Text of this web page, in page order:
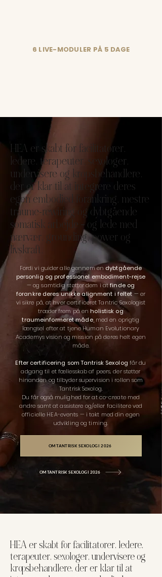
6 LIVE-MODULER PÅ 5 DAGE
HEA er skabt for facilitatorer,
ledere, terapeuter, sexologer,
undervisere og kropsbehandlere,
der er klar til at integrere deres
egen embodied forankring, mestre
traume-rewiring og dybtgående
somatisk arbejde – og lede med
nærvær, grounding, power og
livskraft.
Fordi vi guider alle gennem en dybtgående
personlig og professionel embodiment-rejse
— og samtidig støtter dem i atfinde og
forankre deres unikke alignment i feltet — er
vi sikre på, at hver certificeret Tantric Sexologist
træder frem på enholistisk og
traumeinformeret måde, med en oprigtig
længsel efter at tjene Human Evolutionary
Academys vision og mission på deres helt egen
måde.
Efter certificering som Tantrisk Sexolog får du
adgang til et fællesskab af peers, der støtter
hinanden og tilbyder supervision i rollen som
Tantrisk Sexolog.
Du får også mulighed for at co-create med
andre samt at assistere og/eller facilitere ved
officielle HEA-events — i takt med din egen
udvikling og timing.
OM TANTRISK SEXOLOGI 2026
OM TANTRISK SEXOLOGI 2026
HEA er skabt for facilitatorer, ledere,
terapeuter, sexologer, undervisere og
kropsbehandlere, der er klar til at